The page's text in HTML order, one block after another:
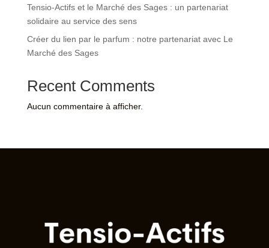
Tensio-Actifs et le Marché des Sages : un partenariat
solidaire au service des sens
Créer du lien par le parfum : notre partenariat avec Le
Marché des Sages
Recent Comments
Aucun commentaire à afficher.